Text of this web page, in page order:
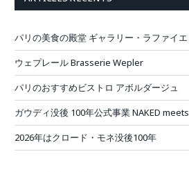
パリの美食の殿堂 ギャラリー・ラファイエ
ウェプレール Brasserie Wepler
パリのおすすめビストロ アボルダージュ
ガウディ没後 100年公式事業 NAKED
2026年はクロード・モネ没後100年